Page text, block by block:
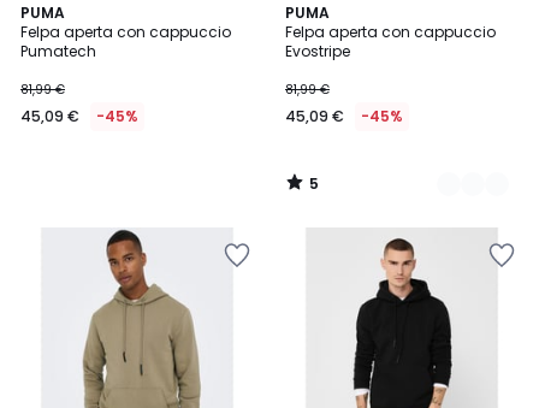
PUMA
Felpa aperta con cappuccio
Pumatech
81,99 €
45,09 € -45%
PUMA
Felpa aperta con cappuccio
Evostripe
81,99 €
45,09 € -45%
5
/
5
2
Colori
5
/